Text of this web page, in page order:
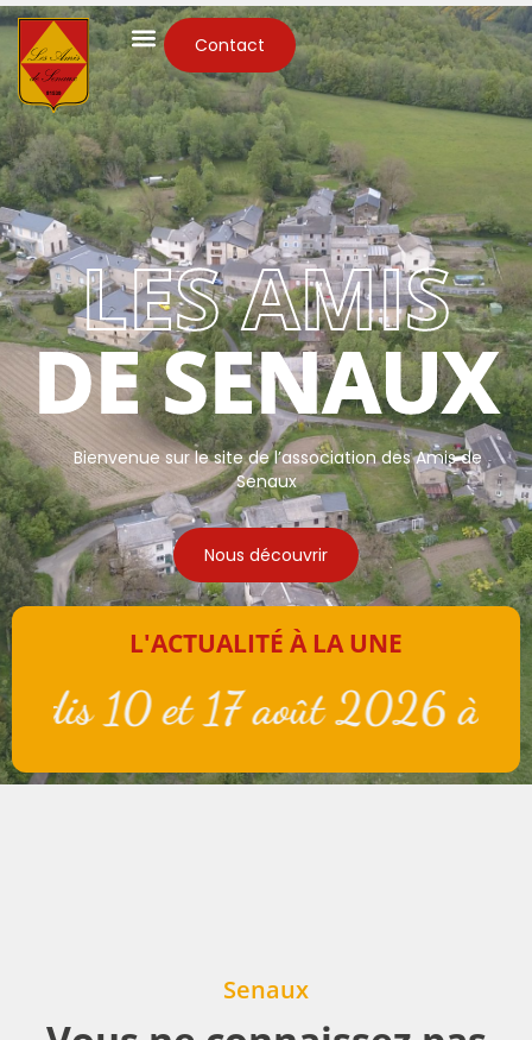
Contact
LES AMIS
DE SENAUX
Bienvenue sur le site de l’association des Amis de
Senaux
Nous découvrir
L'ACTUALITÉ À LA UNE
10 et 17 août 2026 à 18
Senaux